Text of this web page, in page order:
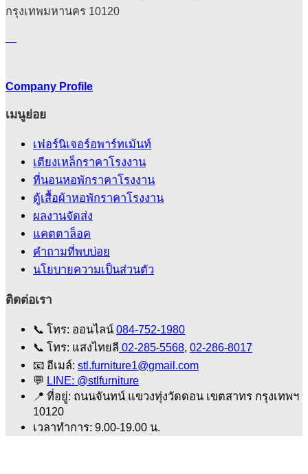
กรุงเทพมหานคร 10120
Company Profile
เมนูย่อย
เฟอร์นิเจอร์อพาร์ทเม้นท์
เตียงเหล็กราคาโรงงาน
ที่นอนหอพักราคาโรงงาน
ตู้เสื้อผ้าหอพักราคาโรงงาน
ผลงานจัดส่ง
แคตตาล็อค
คําถามที่พบบ่อย
นโยบายความเป็นส่วนตัว
ติดต่อเรา
📞 โทร: ออนไลน์ 084-752-1980
📞 โทร: แสงไทยลี 02-285-5568, 02-286-8017
📧 อีเมล์: stl.furniture1@gmail.com
💬 LINE: @stlfurniture
📍 ที่อยู่: ถนนจันทน์ แขวงทุ่งวัดดอน เขตสาทร กรุงเทพฯ
10120
เวลาทำการ: 9.00-19.00 น.